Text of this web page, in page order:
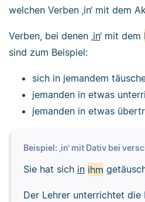
welchen Verben ‚in‘ mit dem
Verben, bei denen ‚ in‘ mit dem
sind zum Beispiel:
sich in jemandem
jemanden in etwas
jemanden in etwas
Beispiel: ‚in‘ mit Dativ bei
Sie hat sich in ihm
Der Lehrer unterrichtet die